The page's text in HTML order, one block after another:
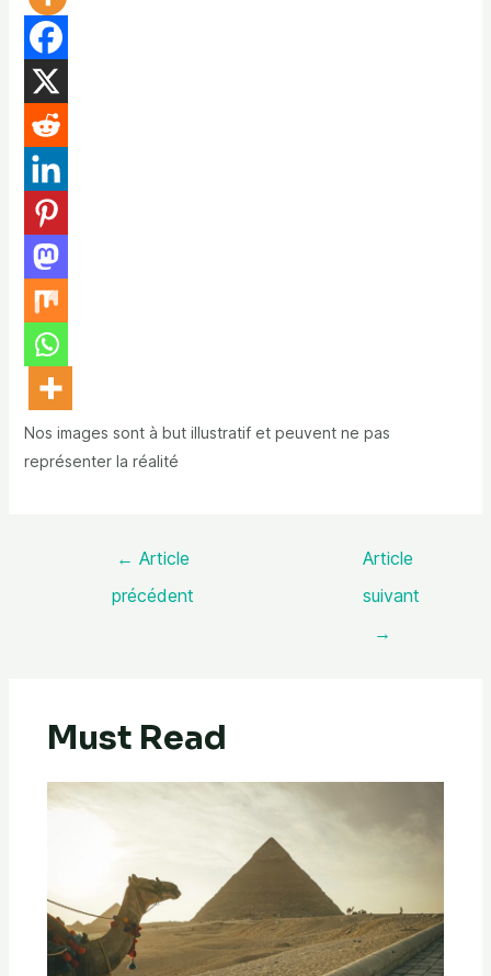
Nos images sont à but illustratif et peuvent ne pas
représenter la réalité
← Article
précédent
Article
suivant
→
Must Read